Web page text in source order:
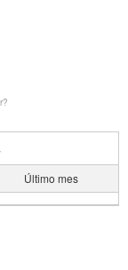
Último mes